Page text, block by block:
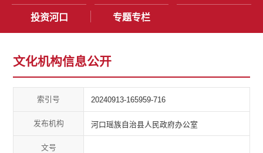
投资河口 专题专栏
文化机构信息公开
索引号 20240913-165959-716
发布机构 河口瑶族自治县人民政府办公室
文号